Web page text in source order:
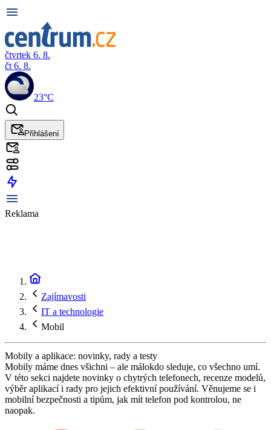
čtvrtek 6. 8.
čt 6. 8.
23°C
Přihlášení
Reklama
Zajímavosti
IT a technologie
Mobil
Mobily a aplikace: novinky, rady a testy
Mobily máme dnes všichni – ale málokdo sleduje, co všechno umí.
V této sekci najdete novinky o chytrých telefonech, recenze modelů,
výběr aplikací i rady pro jejich efektivní používání. Věnujeme se i
mobilní bezpečnosti a tipům, jak mít telefon pod kontrolou, ne
naopak.